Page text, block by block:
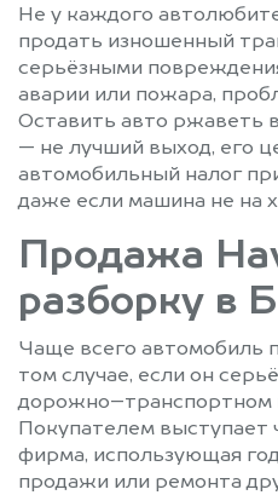
Не у каждого
продать изношенный
серьёзными
аварии или пожара,
Оставить авто ржаветь
— не лучший выход, его
автомобильный налог
даже если машина не на
Продажа
разборку в
Чаще всего автомобиль
том случае, если он
дорожно–транспортном
Покупателем выступает
фирма, использующая
продажи или ремонта